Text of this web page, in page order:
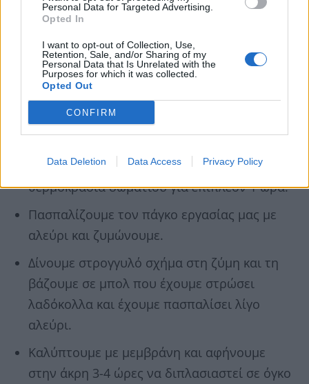
Personal Data for Targeted Advertising.
Opted In
I want to opt-out of Collection, Use,
Retention, Sale, and/or Sharing of my
Personal Data that Is Unrelated with the
Purposes for which it was collected.
Opted Out
CONFIRM
Data Deletion Data Access Privacy Policy
με μεμβράνη και αφήνουμε να ξεκουραστεί
για 1 ώρα σε θερμοκρασία δωματίου.
Στη συνέχεια, προσθέτουμε το αλάτι και
ζυμώνουμε. Για να μην κολλάει η ζύμη στα
χέρια μας, τα βρέχουμε με λίγο νερό και
συνεχίζουμε τη διαδικασία.
μεμβράνη και αφήνουμε να διπλασιαστεί σε
θερμοκρασία δωματίου για επιπλέον 1 ώρα.
Πασπαλίζουμε τον πάγκο εργασίας μας με
αλεύρι και ζυμώνουμε.
Δίνουμε στρογγυλό σχήμα στη ζύμη και τη
βάζουμε σε μπολ που έχουμε στρώσει
λαδόκολλα και έχουμε πασπαλίσει λίγο
αλεύρι.
Καλύπτουμε με μεμβράνη και αφήνουμε
στην άκρη 3-4 ώρες να διπλασιαστεί σε όγκο